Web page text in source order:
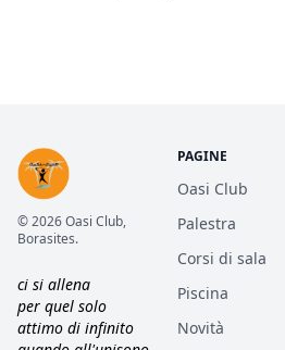
© 2026 Oasi Club,
Borasites.
ci si allena
per quel solo
attimo di infinito
PAGINE
Oasi Club
Palestra
Corsi di sala
Piscina
Novità